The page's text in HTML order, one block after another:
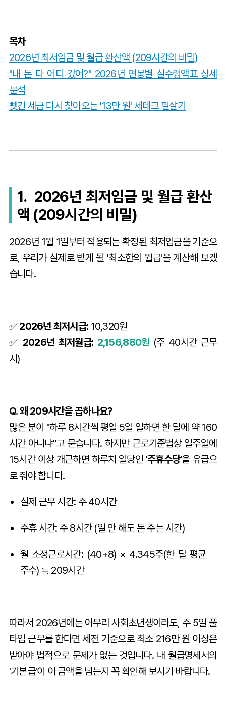
목차
2026년 최저임금 및 월급 환산액 (209시간의 비밀)
"내 돈 다 어디 갔어?" 2026년 연봉별 실수령액표 상세
분석
뺏긴 세금 다시 찾아오는 '13만 원' 세테크 필살기
1. 2026년 최저임금 및 월급 환산
액 (209시간의 비밀)
2026년 1월 1일부터 적용되는 확정된 최저임금을 기준으
로, 우리가 실제로 받게 될 '최소한의 월급'을 계산해 보겠
습니다.
✅2026년 최저시급: 10,320원
✅ 2026년 최저월급: 2,156,880원 (주 40시간 근무
시)
Q. 왜 209시간을 곱하나요?
많은 분이 "하루 8시간씩 평일 5일 일하면 한 달에 약 160
시간 아니냐"고 묻습니다. 하지만 근로기준법상 일주일에
15시간 이상 개근하면 하루치 일당인 '주휴수당'을 유급으
로 줘야 합니다.
실제 근무 시간: 주 40시간
주휴 시간: 주 8시간 (일 안 해도 돈 주는 시간)
월 소정근로시간: (40+8) × 4.345주(한 달 평균
주수) ≒ 209시간
따라서 2026년에는 아무리 사회초년생이라도, 주 5일 풀
타임 근무를 한다면 세전 기준으로 최소 216만 원 이상은
받아야 법적으로 문제가 없는 것입니다. 내 월급명세서의
'기본급'이 이 금액을 넘는지 꼭 확인해 보시기 바랍니다.